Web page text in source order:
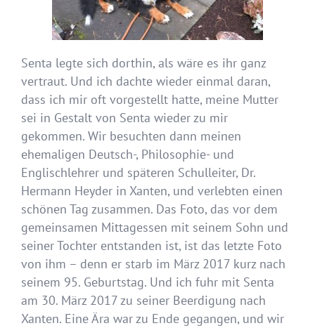
Senta legte sich dorthin, als wäre es ihr ganz
vertraut. Und ich dachte wieder einmal daran,
dass ich mir oft vorgestellt hatte, meine Mutter
sei in Gestalt von Senta wieder zu mir
gekommen. Wir besuchten dann meinen
ehemaligen Deutsch-, Philosophie- und
Englischlehrer und späteren Schulleiter, Dr.
Hermann Heyder in Xanten, und verlebten einen
schönen Tag zusammen. Das Foto, das vor dem
gemeinsamen Mittagessen mit seinem Sohn und
seiner Tochter entstanden ist, ist das letzte Foto
von ihm – denn er starb im März 2017 kurz nach
seinem 95. Geburtstag. Und ich fuhr mit Senta
am 30. März 2017 zu seiner Beerdigung nach
Xanten. Eine Ära war zu Ende gegangen, und wir